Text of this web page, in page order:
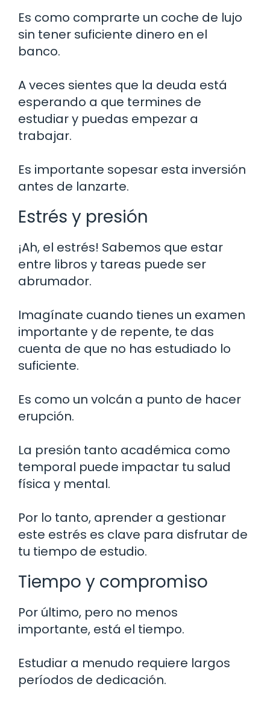
Es como comprarte un coche de lujo
sin tener suficiente dinero en el
banco.
A veces sientes que la deuda está
esperando a que termines de
estudiar y puedas empezar a
trabajar.
Es importante sopesar esta inversión
antes de lanzarte.
Estrés y presión
¡Ah, el estrés! Sabemos que estar
entre libros y tareas puede ser
abrumador.
Imagínate cuando tienes un examen
importante y de repente, te das
cuenta de que no has estudiado lo
suficiente.
Es como un volcán a punto de hacer
erupción.
La presión tanto académica como
temporal puede impactar tu salud
física y mental.
Por lo tanto, aprender a gestionar
este estrés es clave para disfrutar de
tu tiempo de estudio.
Tiempo y compromiso
Por último, pero no menos
importante, está el tiempo.
Estudiar a menudo requiere largos
períodos de dedicación.